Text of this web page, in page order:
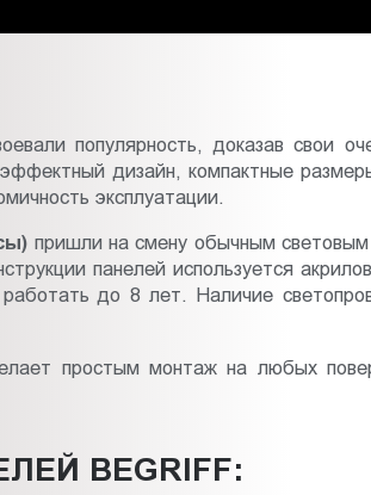
популярность, доказав свои
дизайн, компактные
эксплуатации.
пришли на смену обычным
панелей используется
до 8 лет. Наличие
простым монтаж на любых
BEGRIFF: